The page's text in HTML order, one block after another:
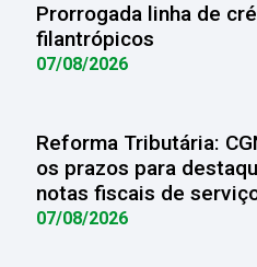
Prorrogada linha de
filantrópicos
07/08/2026
Reforma Tributária:
os prazos para
notas fiscais de
07/08/2026